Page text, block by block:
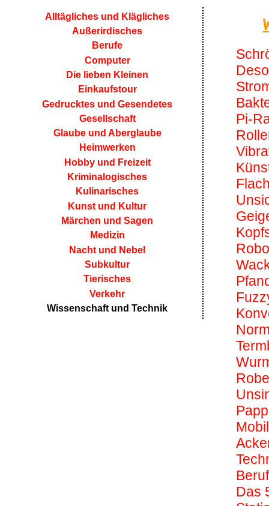
Alltägliches und Klägliches
Außerirdisches
Berufe
Computer
Die lieben Kleinen
Einkaufstour
Gedrucktes und Gesendetes
Gesellschaft
Glaube und Aberglaube
Heimwerken
Hobby und Freizeit
Kriminalogisches
Kulinarisches
Kunst und Kultur
Märchen und Sagen
Medizin
Nacht und Nebel
Subkultur
Tierisches
Verkehr
Wissenschaft und Technik
Pi-
Das